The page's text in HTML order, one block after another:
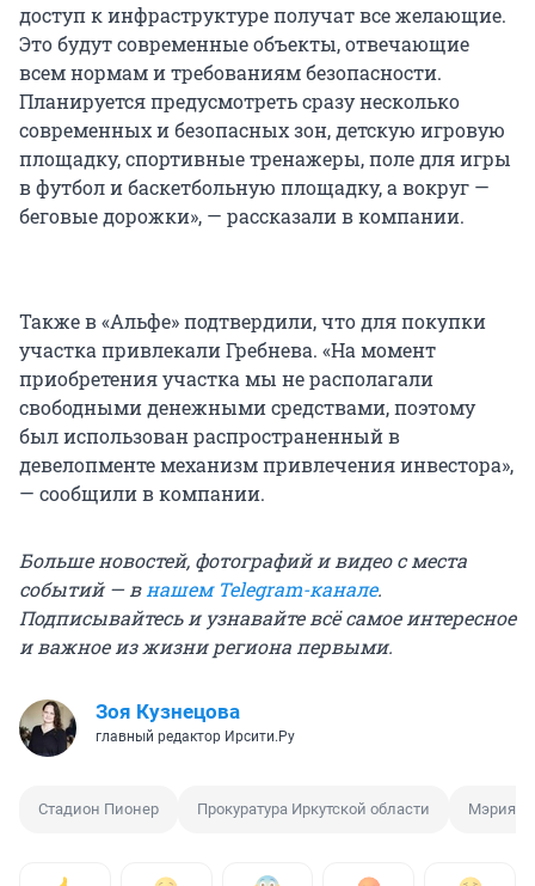
доступ к инфраструктуре получат все желающие.
Это будут современные объекты, отвечающие
всем нормам и требованиям безопасности.
Планируется предусмотреть сразу несколько
современных и безопасных зон, детскую игровую
площадку, спортивные тренажеры, поле для игры
в футбол и баскетбольную площадку, а вокруг —
беговые дорожки», — рассказали в компании.
Также в «Альфе» подтвердили, что для покупки
участка привлекали Гребнева. «На момент
приобретения участка мы не располагали
свободными денежными средствами, поэтому
был использован распространенный в
девелопменте механизм привлечения инвестора»,
— сообщили в компании.
Больше новостей, фотографий и видео с места
событий — в нашем Telegram-канале.
Подписывайтесь и узнавайте всё самое интересное
и важное из жизни региона первыми.
Зоя Кузнецова
главный редактор Ирсити.Ру
Стадион Пионер Прокуратура Иркутской области Мэрия